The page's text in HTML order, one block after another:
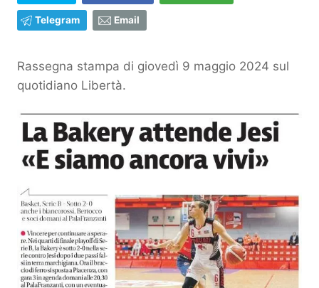
Telegram Email
Rassegna stampa di giovedì 9 maggio 2024 sul
quotidiano Libertà.